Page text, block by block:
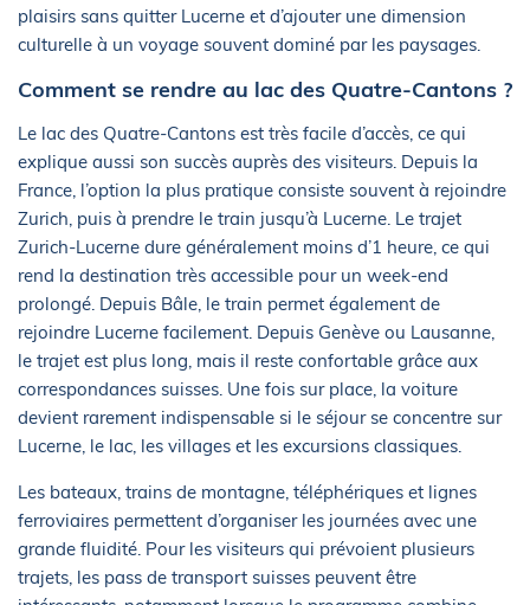
plaisirs sans quitter Lucerne et d’ajouter une dimension
culturelle à un voyage souvent dominé par les paysages.
Comment se rendre au lac des Quatre-Cantons ?
Le lac des Quatre-Cantons est très facile d’accès, ce qui
explique aussi son succès auprès des visiteurs. Depuis la
France, l’option la plus pratique consiste souvent à rejoindre
Zurich, puis à prendre le train jusqu’à Lucerne. Le trajet
Zurich-Lucerne dure généralement moins d’1 heure, ce qui
rend la destination très accessible pour un week-end
prolongé. Depuis Bâle, le train permet également de
rejoindre Lucerne facilement. Depuis Genève ou Lausanne,
le trajet est plus long, mais il reste confortable grâce aux
correspondances suisses. Une fois sur place, la voiture
devient rarement indispensable si le séjour se concentre sur
Lucerne, le lac, les villages et les excursions classiques.
Les bateaux, trains de montagne, téléphériques et lignes
ferroviaires permettent d’organiser les journées avec une
grande fluidité. Pour les visiteurs qui prévoient plusieurs
trajets, les pass de transport suisses peuvent être